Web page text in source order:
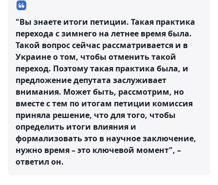
"Вы знаете итоги петиции. Такая практика
перехода с зимнего на летнее время была.
Такой вопрос сейчас рассматривается и в
Украине о том, чтобы отменить такой
переход. Поэтому такая практика была, и
предложение депутата заслуживает
внимания. Может быть, рассмотрим, но
вместе с тем по итогам петиции комиссия
приняла решение, что для того, чтобы
определить итоги влияния и
формализовать это в научное заключение,
нужно время – это ключевой момент", –
ответил он.